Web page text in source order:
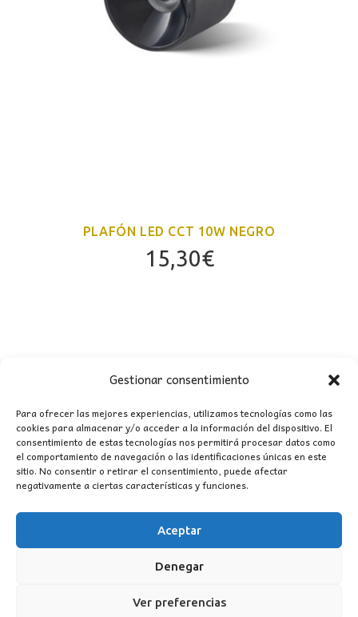
Gestionar consentimiento
Para ofrecer las mejores experiencias, utilizamos tecnologías como las
cookies para almacenar y/o acceder a la información del dispositivo. El
consentimiento de estas tecnologías nos permitirá procesar datos como
el comportamiento de navegación o las identificaciones únicas en este
sitio. No consentir o retirar el consentimiento, puede afectar
negativamente a ciertas características y funciones.
Aceptar
Denegar
Ver preferencias
PLAFÓN LED CCT 10W NEGRO
15,30€
CONTACTO
MI CUENTA